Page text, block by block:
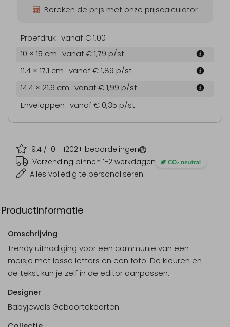
9,4 / 10 - 1202+ beoordelingen
Verzending binnen 1-2 werkdagen
Alles volledig te personaliseren
Bereken de prijs met onze prijscalculator
Proefdruk vanaf € 1,00
10 × 15 cm vanaf € 1,79 p/st
11.4 × 17.1 cm vanaf € 1,89 p/st
14.4 × 21.6 cm vanaf € 1,99 p/st
Enveloppen vanaf € 0,35 p/st
Productinformatie
Omschrijving
Trendy uitnodiging voor een communie van een
meisje met losse letters en een foto. De kleuren en
de tekst kun je zelf in de editor aanpassen.
Designer
Babyjewels Geboortekaarten